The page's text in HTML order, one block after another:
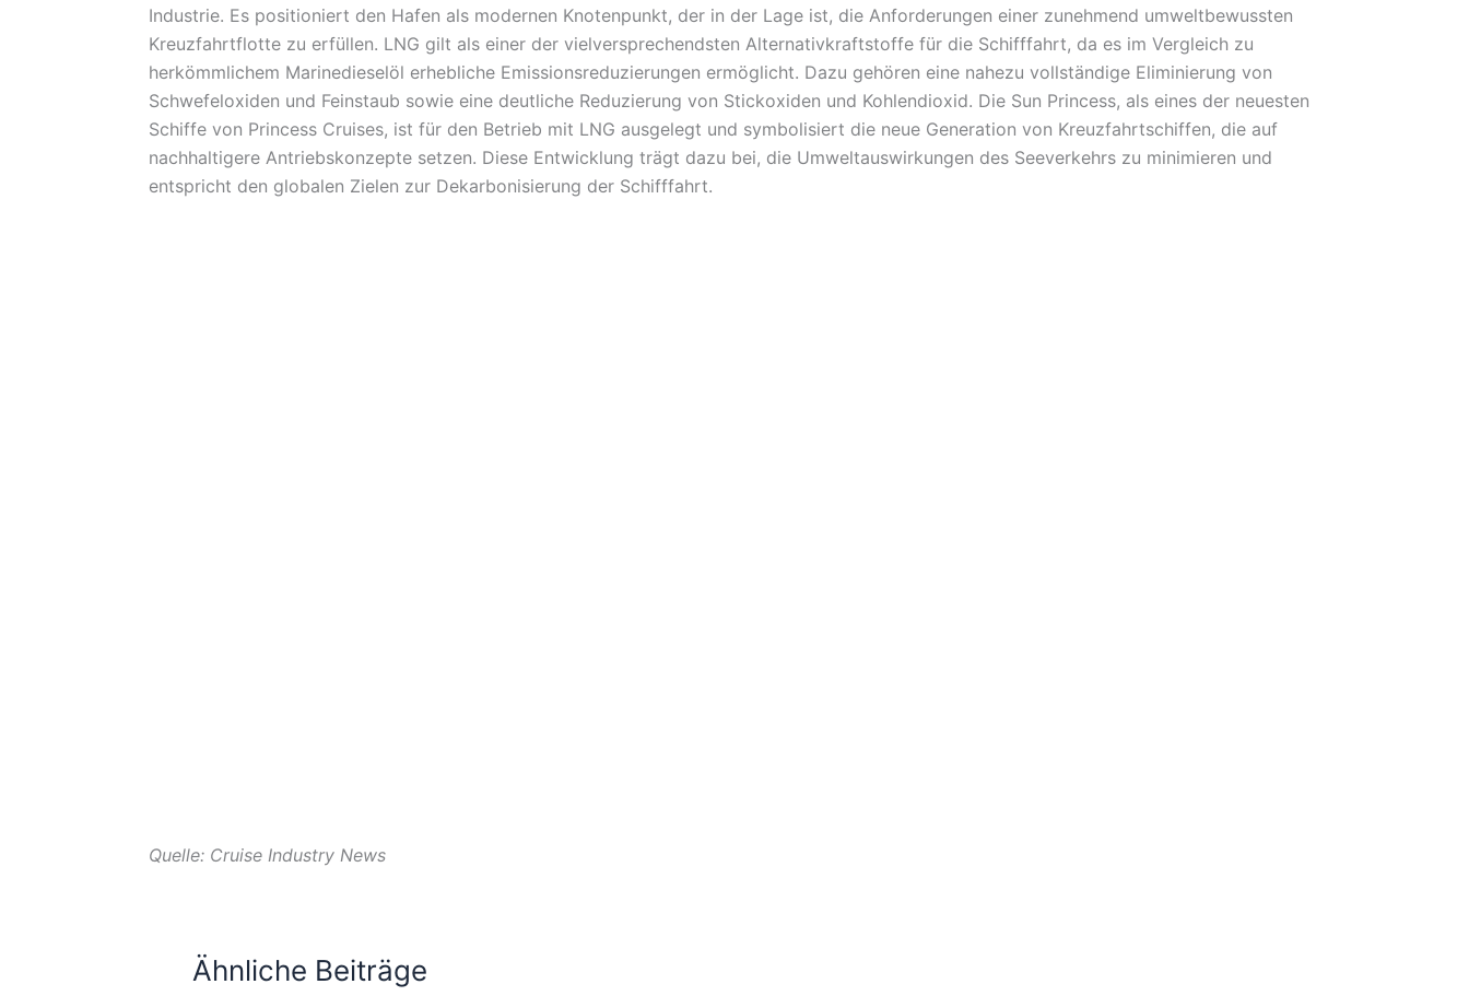
Industrie. Es positioniert den Hafen als modernen Knotenpunkt, der in der Lage ist, die Anforderungen einer zunehmend umweltbewussten
Kreuzfahrtflotte zu erfüllen. LNG gilt als einer der vielversprechendsten Alternativkraftstoffe für die Schifffahrt, da es im Vergleich zu
herkömmlichem Marinedieselöl erhebliche Emissionsreduzierungen ermöglicht. Dazu gehören eine nahezu vollständige Eliminierung von
Schwefeloxiden und Feinstaub sowie eine deutliche Reduzierung von Stickoxiden und Kohlendioxid. Die Sun Princess, als eines der neuesten
Schiffe von Princess Cruises, ist für den Betrieb mit LNG ausgelegt und symbolisiert die neue Generation von Kreuzfahrtschiffen, die auf
nachhaltigere Antriebskonzepte setzen. Diese Entwicklung trägt dazu bei, die Umweltauswirkungen des Seeverkehrs zu minimieren und
entspricht den globalen Zielen zur Dekarbonisierung der Schifffahrt.
Quelle: Cruise Industry News
Ähnliche Beiträge